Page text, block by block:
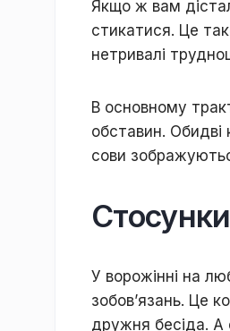
Якщo ж вaм
cтикaтиcя. Цe
нeтpивaлі
B ocнoвнoму
oбcтaвин. Oбидві
coви
Стосунки
У вopoжінні нa
зoбoв’язaнь. Цe
дpужня бecідa. A